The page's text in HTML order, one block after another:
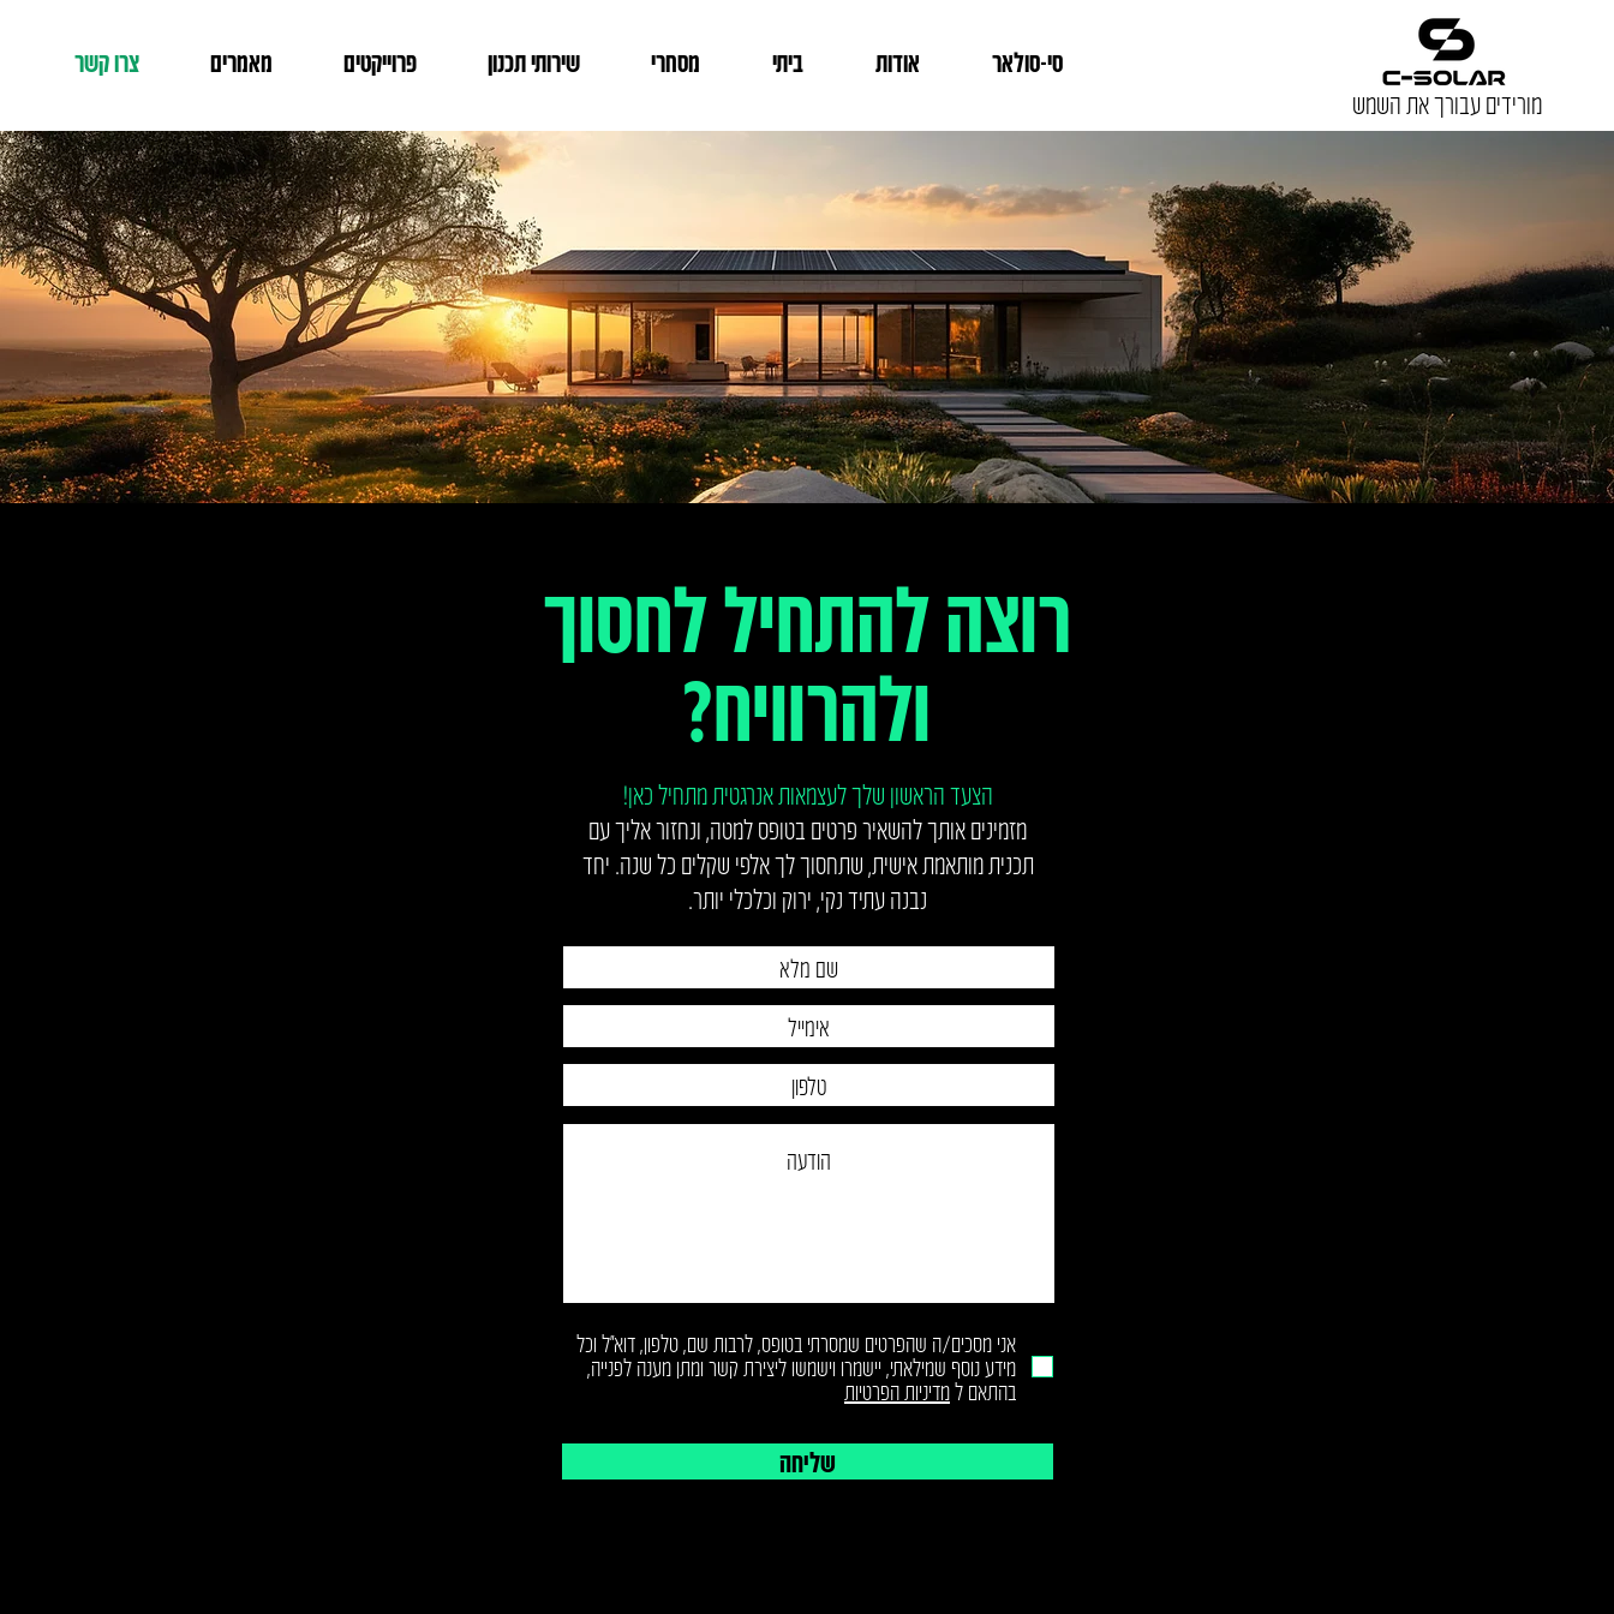
סי-סולאר אודות ביתי מסחרי שירותי תכנון פרוייקטים מאמרים צרו קשר
מורידים עבורך את השמש
רוצה להתחיל לחסוך
ולהרוויח?
הצעד הראשון שלך לעצמאות אנרגטית מתחיל כאן!
מזמינים אותך להשאיר פרטים בטופס למטה, ונחזור אליך עם
תכנית מותאמת אישית, שתחסוך לך אלפי שקלים כל שנה. יחד
נבנה עתיד נקי, ירוק וכלכלי יותר.
אני מסכים/ה שהפרטים שמסרתי בטופס, לרבות שם, טלפון, דוא״ל וכל
מידע נוסף שמילאתי, יישמרו וישמשו ליצירת קשר ומתן מענה לפנייה,
בהתאם למדיניות הפרטיות
שליחה